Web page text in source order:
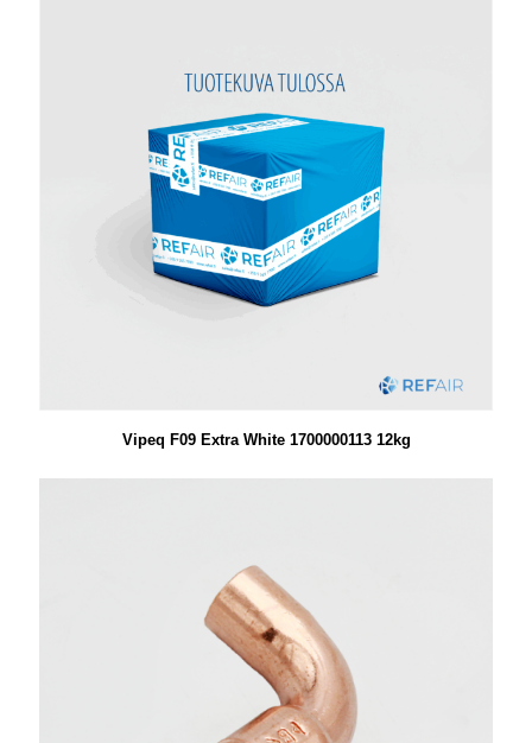
Vipeq F09 Extra White 1700000113 12kg